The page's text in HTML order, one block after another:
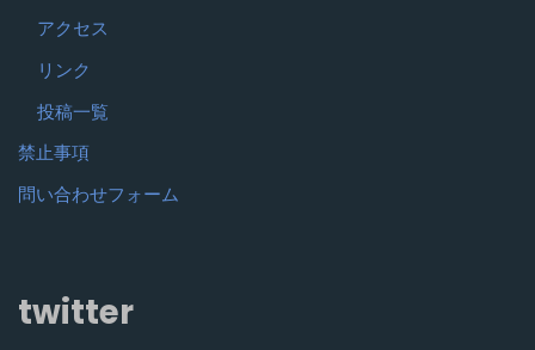
アクセス
リンク
投稿一覧
禁止事項
問い合わせフォーム
twitter